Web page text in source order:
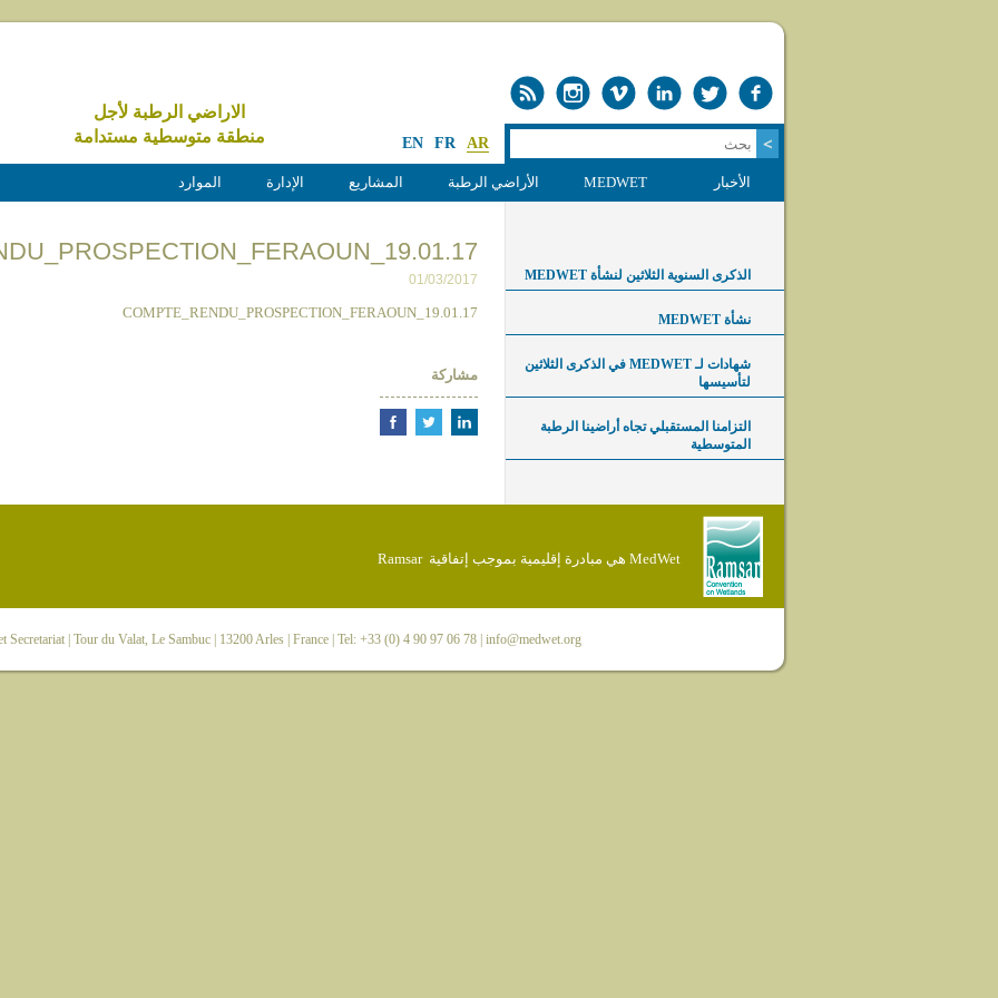
الاراضي الرطبة لأجل
منطقة متوسطية مستدامة
EN FR AR
الأخبار MEDWET الأراضي الرطبة المشاريع الإدارة الموارد
01/03/2017
COMPTE_RENDU_PROSPECTION_FERAOUN_19.01.17
مشاركة
الذكرى السنوية الثلاثين لنشأة MEDWET
نشأة MEDWET
شهادات لـ MEDWET في الذكرى الثلاثين
لتأسيسها
التزامنا المستقبلي تجاه أراضينا الرطبة
المتوسطية
MedWet هي مبادرة إقليمية بموجب إتفاقية Ramsar
Secretariat| Tour du Valat, Le Sambuc | 13200 Arles | France | Tel: +33 (0) 4 90 97 06 78 | info@medwet.org